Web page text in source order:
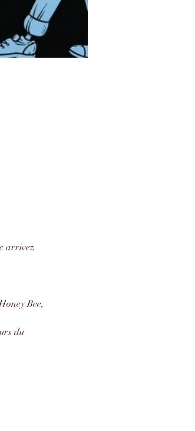
arrivez
Bee,
du